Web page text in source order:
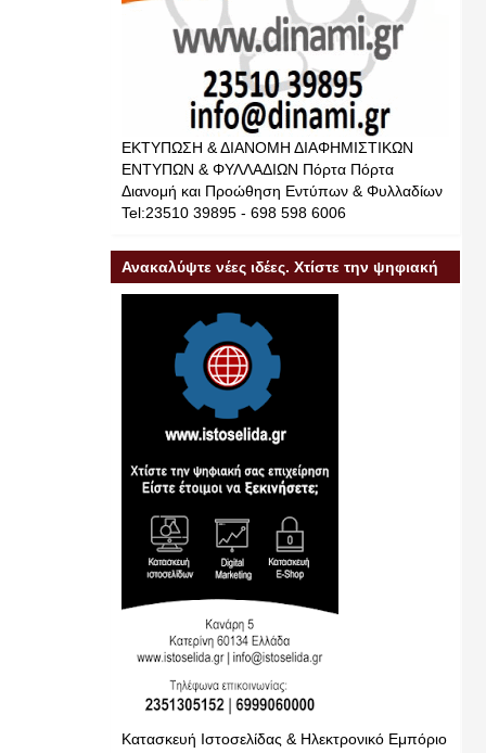
ΕΚΤΥΠΩΣΗ & ΔΙΑΝΟΜΗ ΔΙΑΦΗΜΙΣΤΙΚΩΝ
ΕΝΤΥΠΩΝ & ΦΥΛΛΑΔΙΩΝ Πόρτα Πόρτα
Διανομή και Προώθηση Εντύπων & Φυλλαδίων
Tel:23510 39895 - 698 598 6006
Ανακαλύψτε νέες ιδέες. Χτίστε την ψηφιακή
σας επιχείρηση
Κατασκευή Ιστοσελίδας & Ηλεκτρονικό Εμπόριο